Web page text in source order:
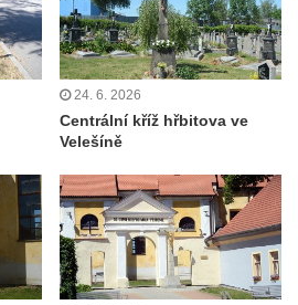
Metují
Jiráska v Teplicích
U svatého
Metují
Panny Marie v
24. 6. 2026
Centrální kříž hřbitova ve
Velešíně